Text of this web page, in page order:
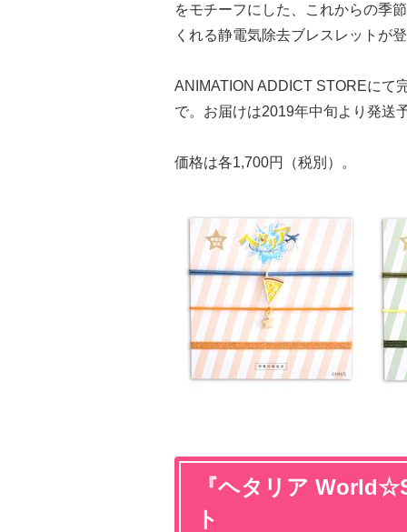
をモチーフにした、これからの季
くれる静電気除去ブレスレットが
ANIMATION ADDICT STOREにて
で。お届けは2019年中旬より発送
価格は各1,700円（税別）。
『ヘタリア
ト